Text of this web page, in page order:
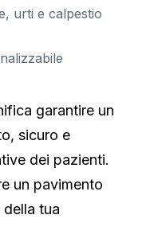
urti e calpestio
garantire un
sicuro e
dei pazienti.
un pavimento
della tua